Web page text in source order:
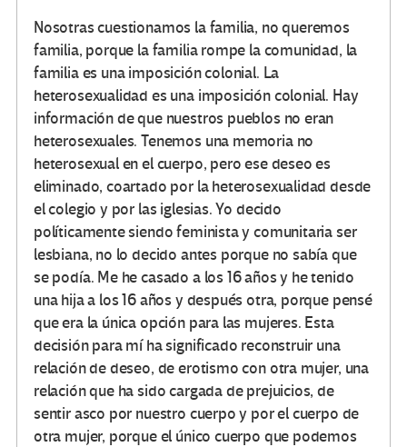
Nosotras cuestionamos la familia, no queremos
familia, porque la familia rompe la comunidad, la
familia es una imposición colonial. La
heterosexualidad es una imposición colonial. Hay
información de que nuestros pueblos no eran
heterosexuales. Tenemos una memoria no
heterosexual en el cuerpo, pero ese deseo es
eliminado, coartado por la heterosexualidad desde
el colegio y por las iglesias. Yo decido
políticamente siendo feminista y comunitaria ser
lesbiana, no lo decido antes porque no sabía que
se podía. Me he casado a los 16 años y he tenido
una hija a los 16 años y después otra, porque pensé
que era la única opción para las mujeres. Esta
decisión para mí ha significado reconstruir una
relación de deseo, de erotismo con otra mujer, una
relación que ha sido cargada de prejuicios, de
sentir asco por nuestro cuerpo y por el cuerpo de
otra mujer, porque el único cuerpo que podemos